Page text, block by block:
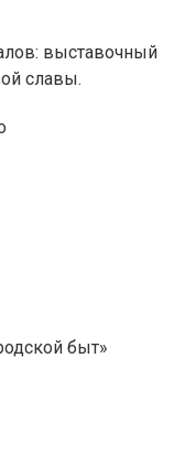
выставочный
славы.
быт»